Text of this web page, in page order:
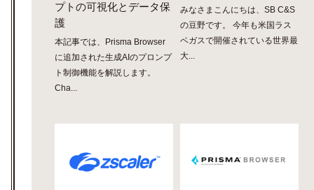
プトの可視化とデータ保
護
本記事では、Prisma Browser
に追加された生成AIのプロンプ
ト制御機能を解説します。
Cha...
みなさまこんにちは、SB C&S
の豆野です。 今年も米国ラス
ベガスで開催されている世界最
大...